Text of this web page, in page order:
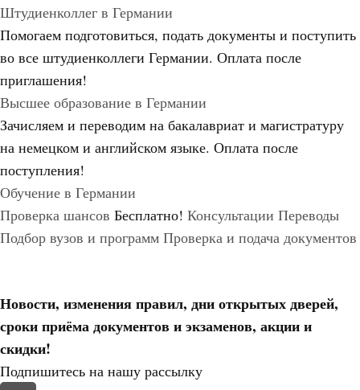
Штудиенколлег в Германии
Помогаем подготовиться, подать документы и поступить
во все штудиенколлеги Германии. Оплата после
приглашения!
Высшее образование в Германии
Зачисляем и переводим на бакалавриат и магистратуру
на немецком и английском языке. Оплата после
поступления!
Обучение в Германии
Проверка шансов Бесплатно! Консультации Переводы
Подбор вузов и программ Проверка и подача документов
Новости, изменения правил, дни открытых дверей,
сроки приёма документов и экзаменов, акции и
скидки!
Подпишитесь на нашу рассылку